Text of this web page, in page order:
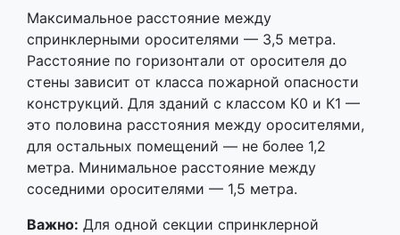
Максимальное расстояние между
спринклерными оросителями — 3,5 метра.
Расстояние по горизонтали от оросителя до
стены зависит от класса пожарной опасности
конструкций. Для зданий с классом К0 и К1 —
это половина расстояния между оросителями,
для остальных помещений — не более 1,2
метра. Минимальное расстояние между
соседними оросителями — 1,5 метра.
Важно: Для одной секции спринклерной